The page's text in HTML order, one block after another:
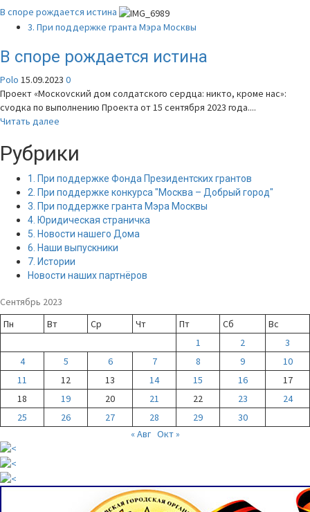
В споре рождается истина
3. При поддержке гранта Мэра Москвы
В споре рождается истина
Polo 15.09.2023 0
Проект «Москоvский дом солдатского сердца: никто, кроме нас»:
сvодка по выполнению Проекта от 15 сентября 2023 года....
Читать далее
о
В
споре
рождается
истина
Рубрики
1. При поддержке Фонда Президентских грантов
2. При поддержке конкурса "Москва – Добрый город"
3. При поддержке гранта Мэра Москвы
4. Юридическая страничка
5. Новости нашего Дома
6. Наши выпускники
7. Истории
Новости наших партнёров
Сентябрь 2023
Пн
Вт Ср Чт Пт Сб
Вс
1
2
3
4
5 6 7 8 9
10
11
12 13 14 15 16
17
18
19 20 21 22 23
24
25
26 27 28 29
30
« Авг Окт »